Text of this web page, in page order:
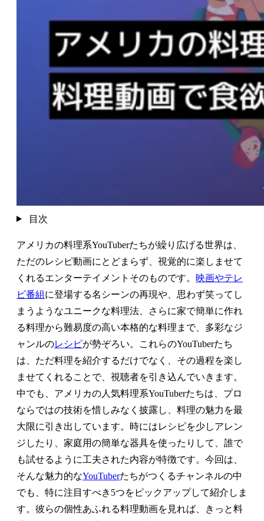
目次
アメリカの料理系YouTuberたちが繰り広げる世界は、
ただのレシピ動画にとどまらず、視覚的に楽しませて
くれるエンターテイメントそのものです。 映画やテレ
ビ番組に登場する名シーンの再現や、思わず笑ってし
まうようなユニークな料理法、さらに家で簡単に作れ
る料理から難易度の高い本格的な料理まで、多彩なジ
ャンルのレシピが勢ぞろい。これらのYouTuberたち
は、ただ料理を紹介するだけでなく、その過程を楽し
ませてくれることで、視聴者を引き込んでいきます。
中でも、アメリカの人気料理系YouTuberたちは、プロ
ならではの技術を惜しみなく披露し、料理の魅力を最
大限に引き出しています。時にはレシピを少しアレン
ジしたり、家庭用の簡単な器具を使ったりして、誰で
も試せるように工夫された内容が特徴です。今回は、
そんな魅力的なYouTuberたちがつくるチャンネルの中
でも、特に注目すべき5つをピックアップして紹介しま
す。彼らの個性あふれる料理動画を見れば、きっと料